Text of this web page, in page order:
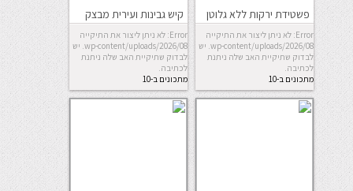
פשטידת ירקות ללא גלוטן
Error: לא ניתן ליצור את התיקייה
wp-content/uploads/2026/08. יש
לבדוק שתיקיית האב שלה ניתנת
לכתיבה.
מתכונים ב-10
דקות
קיש גבינות ועירית מבצק
מלאווחError: לא ניתן ליצור את התיקייה
wp-content/uploads/2026/08. יש
לבדוק שתיקיית האב שלה ניתנת
לכתיבה.
מתכונים ב-10
דקות